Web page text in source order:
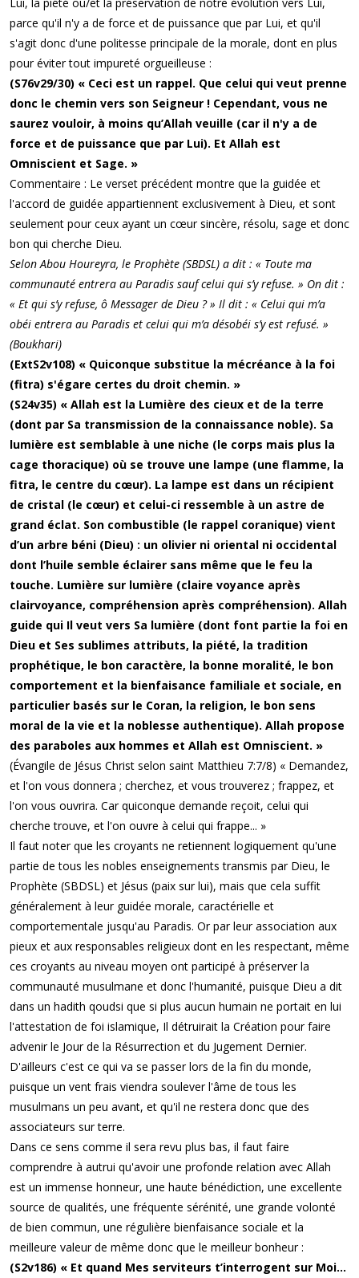
parce qu'il n'y a de force et de puissance que par Lui, et qu'il
s'agit donc d'une politesse principale de la morale, dont en plus
pour éviter tout impureté orgueilleuse :
(S76v29/30) « Ceci est un rappel. Que celui qui veut prenne
donc le chemin vers son Seigneur ! Cependant, vous ne
saurez vouloir, à moins qu’Allah veuille (car il n'y a de
force et de puissance que par Lui). Et Allah est
Omniscient et Sage. »
Commentaire : Le verset précédent montre que la guidée et
l'accord de guidée appartiennent exclusivement à Dieu, et sont
seulement pour ceux ayant un cœur sincère, résolu, sage et donc
bon qui cherche Dieu.
Selon Abou Houreyra, le Prophète (SBDSL) a dit : « Toute ma
communauté entrera au Paradis sauf celui qui s’y refuse. » On dit :
« Et qui s’y refuse, ô Messager de Dieu ? » Il dit : « Celui qui m’a
obéi entrera au Paradis et celui qui m’a désobéi s’y est refusé. »
(Boukhari)
(ExtS2v108) « Quiconque substitue la mécréance à la foi
(fitra) s'égare certes du droit chemin. »
(S24v35) « Allah est la Lumière des cieux et de la terre
(dont par Sa transmission de la connaissance noble). Sa
lumière est semblable à une niche (le corps mais plus la
cage thoracique) où se trouve une lampe (une flamme, la
fitra, le centre du cœur). La lampe est dans un récipient
de cristal (le cœur) et celui-ci ressemble à un astre de
grand éclat. Son combustible (le rappel coranique) vient
d’un arbre béni (Dieu) : un olivier ni oriental ni occidental
dont l’huile semble éclairer sans même que le feu la
touche. Lumière sur lumière (claire voyance après
clairvoyance, compréhension après compréhension). Allah
guide qui Il veut vers Sa lumière (dont font partie la foi en
Dieu et Ses sublimes attributs, la piété, la tradition
prophétique, le bon caractère, la bonne moralité, le bon
comportement et la bienfaisance familiale et sociale, en
particulier basés sur le Coran, la religion, le bon sens
moral de la vie et la noblesse authentique). Allah propose
des paraboles aux hommes et Allah est Omniscient. »
(Évangile de Jésus Christ selon saint Matthieu 7:7/8) « Demandez,
et l'on vous donnera ; cherchez, et vous trouverez ; frappez, et
l'on vous ouvrira. Car quiconque demande reçoit, celui qui
cherche trouve, et l'on ouvre à celui qui frappe... »
Il faut noter que les croyants ne retiennent logiquement qu'une
partie de tous les nobles enseignements transmis par Dieu, le
Prophète (SBDSL) et Jésus (paix sur lui), mais que cela suffit
généralement à leur guidée morale, caractérielle et
comportementale jusqu'au Paradis. Or par leur association aux
pieux et aux responsables religieux dont en les respectant, même
ces croyants au niveau moyen ont participé à préserver la
communauté musulmane et donc l'humanité, puisque Dieu a dit
dans un hadith qoudsi que si plus aucun humain ne portait en lui
l'attestation de foi islamique, Il détruirait la Création pour faire
advenir le Jour de la Résurrection et du Jugement Dernier.
D'ailleurs c'est ce qui va se passer lors de la fin du monde,
puisque un vent frais viendra soulever l'âme de tous les
musulmans un peu avant, et qu'il ne restera donc que des
associateurs sur terre.
Dans ce sens comme il sera revu plus bas, il faut faire
comprendre à autrui qu'avoir une profonde relation avec Allah
est un immense honneur, une haute bénédiction, une excellente
source de qualités, une fréquente sérénité, une grande volonté
de bien commun, une régulière bienfaisance sociale et la
meilleure valeur de même donc que le meilleur bonheur :
(S2v186) « Et quand Mes serviteurs t’interrogent sur Moi…